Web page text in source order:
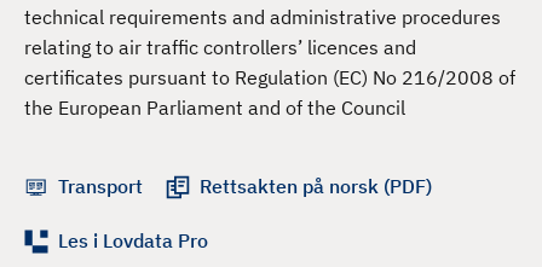
technical requirements and administrative procedures
relating to air traffic controllers’ licences and
certificates pursuant to Regulation (EC) No 216/2008 of
the European Parliament and of the Council
Transport Rettsakten på norsk (PDF)
Les i Lovdata Pro